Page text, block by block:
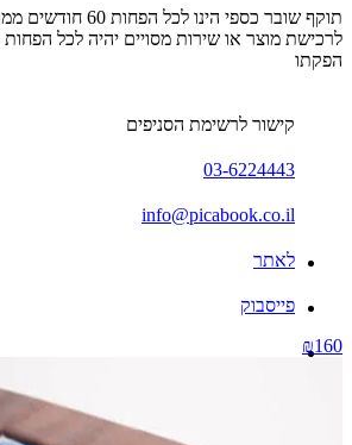
תוקף שובר כספי הינו
הפקתו
קישור לרשימת הסניפים
03-6224443
info@picabook.co.il
לאתר
פייסבוק
₪160